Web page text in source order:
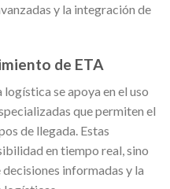
y la integración de
de ETA
se apoya en el uso
que permiten el
de llegada. Estas
en tiempo real, sino
informadas y la